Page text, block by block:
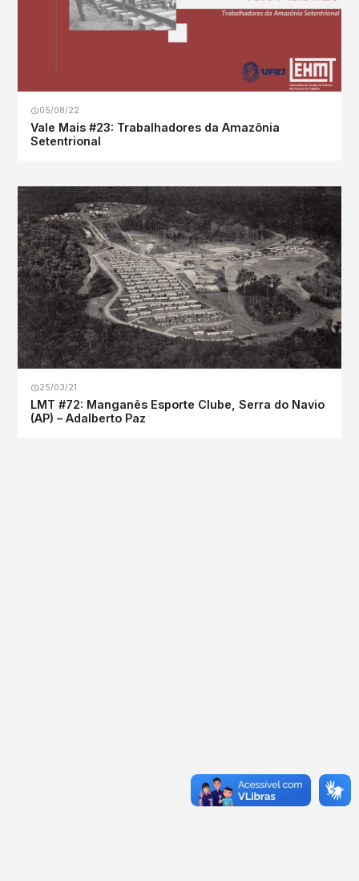
05/08/22
Vale Mais #23: Trabalhadores da Amazônia
Setentrional
25/03/21
LMT #72: Manganês Esporte Clube, Serra do Navio
(AP) – Adalberto Paz